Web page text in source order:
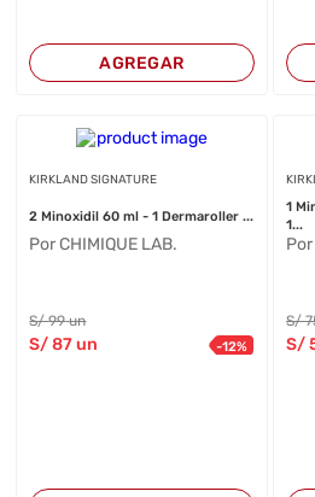
AGREGAR
KIRKLAND SIGNATURE
2 Minoxidil 60 ml - 1 Dermaroller ...
Por CHIMIQUE LAB.
S/99 un
S/87 un -12%
1
1...
S/
S/